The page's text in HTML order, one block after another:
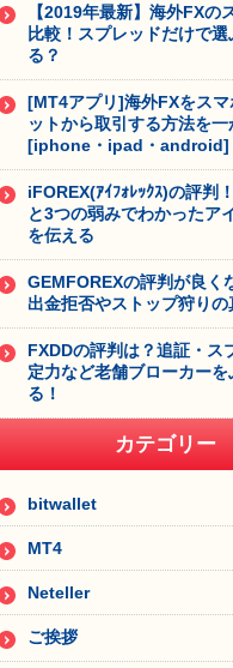
【2019年最新】海外FXの
比較！スプレッドだけで
る？
[MT4アプリ]海外FXをスマ
ットから取引する方法を
[iphone・ipad・android]
iFOREX(ｱｲﾌｫﾚｯｸｽ)の評判
と3つの弱みでわかったア
を伝える
GEMFOREXの評判が良く
出金拒否やストップ狩りの
FXDDの評判は？追証・ス
定力など老舗ブローカーを
る！
カテゴリー
bitwallet
MT4
Neteller
ご挨拶